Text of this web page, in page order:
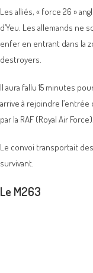
Les alliés, « force 26 »
d’Yeu. Les allemands ne
enfer en entrant dans la
destroyers.
Il aura fallu 15 minutes
arrive à rejoindre
par la RAF (Royal Air Force).
Le convoi transportait
survivant.
Le M263